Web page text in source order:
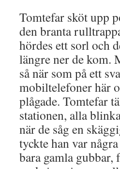
Tomtefar sköt upp
den branta
hördes ett sorl och
längre ner de kom.
så när som på ett
mobiltelefoner här
plågade. Tomtefar
stationen, alla
när de såg en
tyckte han var
bara gamla